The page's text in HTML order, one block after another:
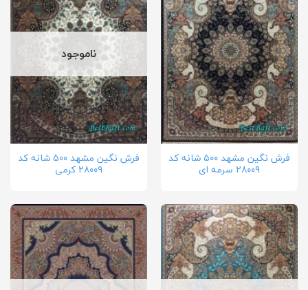
فرش نگین مشهد ۵۰۰ شانه کد
۲۸۰۰۹ سرمه ای
ناموجود
فرش نگین مشهد ۵۰۰ شانه کد
۲۸۰۰۹ کرمی